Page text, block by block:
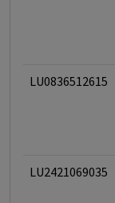
LU0836512615
LU2421069035